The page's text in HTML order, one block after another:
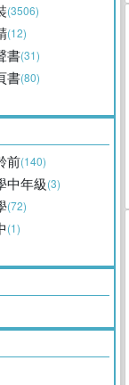
(3506)
(12)
書(31)
書(80)
前(140)
中年級(3)
(72)
(1)